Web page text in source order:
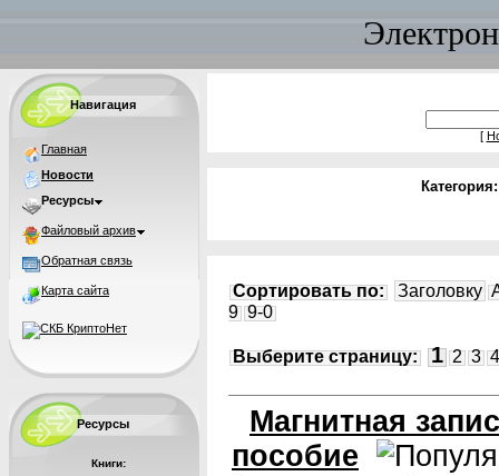
Навигация
Главная
Новости
Ресурсы
Файловый архив
Обратная связь
Карта сайта
Ресурсы
Книги:
[
Сортировать по: Заголовку
9 9-0
Выберите страницу: 1 2 3 4
Магнитная
пособие